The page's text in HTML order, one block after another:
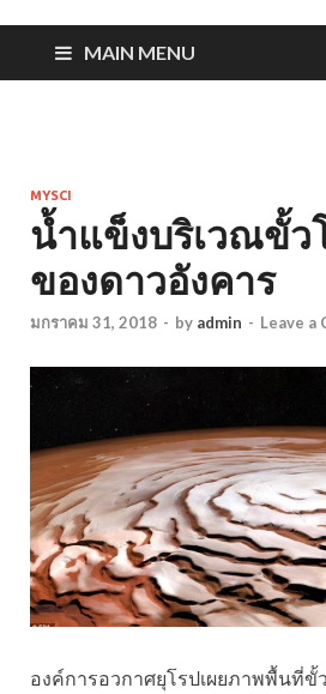
MAIN MENU
MYSCI
น้ำแข็งบริเวณขั้ว
ของดาวอังคาร
มกราคม 31, 2018 - by admin - Leave a
องค์การอวกาศยุโรปเผยภาพพื้นที่ขั้